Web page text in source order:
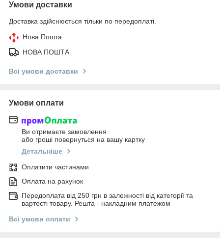
Умови доставки
Доставка здійснюється тільки по передоплаті.
Нова Пошта
НОВА ПОШТА
Всі умови доставки
Умови оплати
Ви отримаєте замовлення
або гроші повернуться на вашу картку
Детальніше
Оплатити частинами
Оплата на рахунок
Передоплата від 250 грн в залежності від категорії та
вартості товару. Решта - накладним платежом
Всі умови оплати